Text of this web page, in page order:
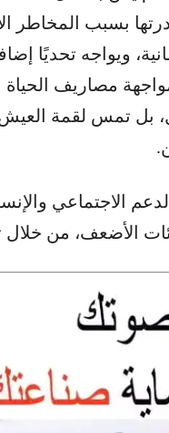
بسبب المخاطر
ويواجه تحديًا
مصاريف
بل تمس لقمة
الاجتماعي
الأضعف، من